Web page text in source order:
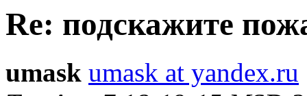
Re: подскажите
umask umask at yandex.ru